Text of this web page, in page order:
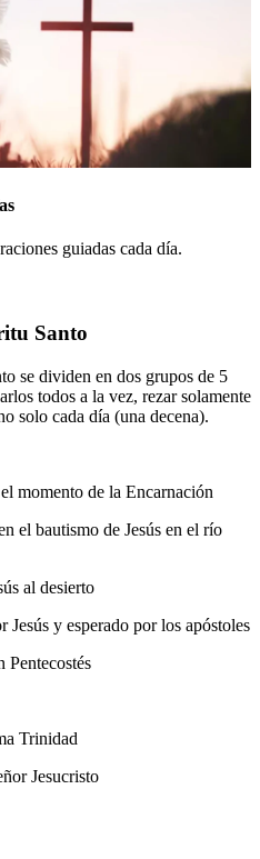
guiadas cada día.
Santo
se dividen en dos grupos de 5
todos a la vez, rezar solamente
solo cada día (una decena).
momento de la Encarnación
el bautismo de Jesús en el río
al desierto
y esperado por los apóstoles
Pentecostés
Trinidad
Jesucristo